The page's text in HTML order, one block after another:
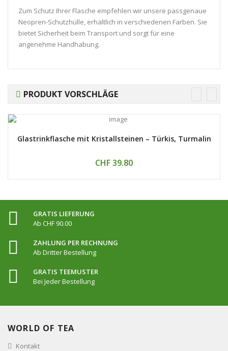
Zum Schutz Ihrer Flasche empfehlen wir unsere passgenaue
Neopren-Schutzhülle, erhältlich in verschiedenen Farben. Sie
bietet Sicherheit beim Transport und sorgt für eine
angenehme Handhabung.
PRODUKT VORSCHLÄGE
Glastrinkflasche mit Kristallsteinen – Türkis, Turmalin
CHF 39.80
GRATIS LIEFERUNG
Ab CHF 90.00
ZAHLUNG PER RECHNUNG
Ab Dritter Bestellung
GRATIS TEEMUSTER
Bei Jeder Bestellung
WORLD OF TEA
Kontakt